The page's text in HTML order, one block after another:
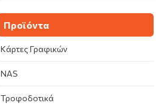
Προϊόντα
Κάρτες Γραφικών
NAS
Τροφοδοτικά